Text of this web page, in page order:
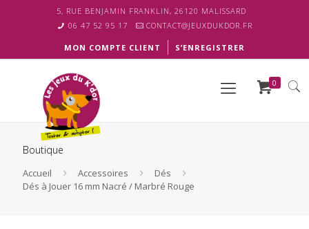
5, RUE BENJAMIN FRANKLIN, 26120 MALISSARD
06 47 52 95 17
CONTACT@JEUXDUKDOR.FR
MON COMPTE CLIENT S’ENREGISTRER
0
Boutique
Accueil Accessoires
Dés
Dés à Jouer 16 mm Nacré / Marbré Rouge